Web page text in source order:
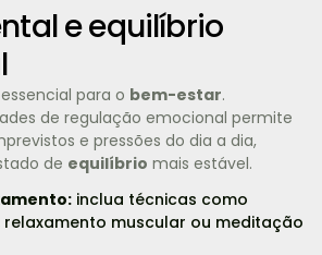
e equilíbrio
para o bem-estar.
de regulação emocional permite
e pressões do dia a dia,
de equilíbrio mais estável.
inclua técnicas como
muscular ou meditação